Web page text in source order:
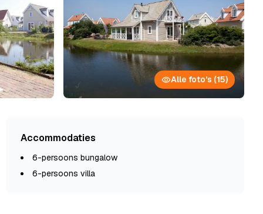
Alle foto's (15)
Accommodaties
6-persoons bungalow
6-persoons villa